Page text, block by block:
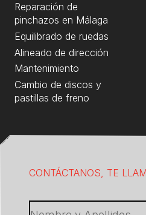
Reparación de
pinchazos en Málaga
Equilibrado de ruedas
Alineado de dirección
Mantenimiento
Cambio de discos y
pastillas de freno
CONTÁCTANOS, TE